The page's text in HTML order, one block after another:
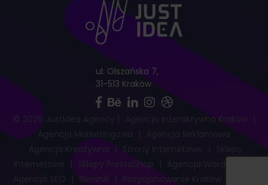
© 2026 JustIdea Agency Agencja Interaktywna Kraków |
Agencja Kreatywna
Strony Internetowe
Sklepy PrestaShop
Słownik | Pozycjonowanie Kraków
ul. Olszańska 7,
31-513 Kraków